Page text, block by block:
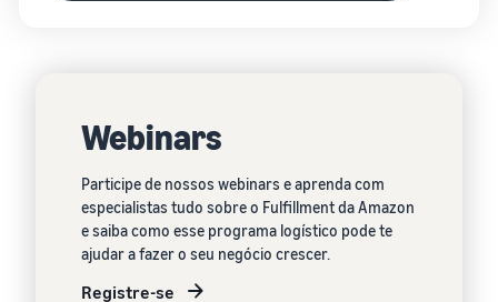
Webinars
Participe de nossos webinars e aprenda com
especialistas tudo sobre o Fulfillment da Amazon
e saiba como esse programa logístico pode te
ajudar a fazer o seu negócio crescer.
Registre-se